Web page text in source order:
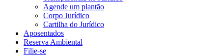
Agende um plantão
Corpo Jurídico
Cartilha do Jurídico
Aposentados
Reserva Ambiental
Filie-se